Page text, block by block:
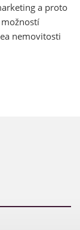
a proto
nemovitosti